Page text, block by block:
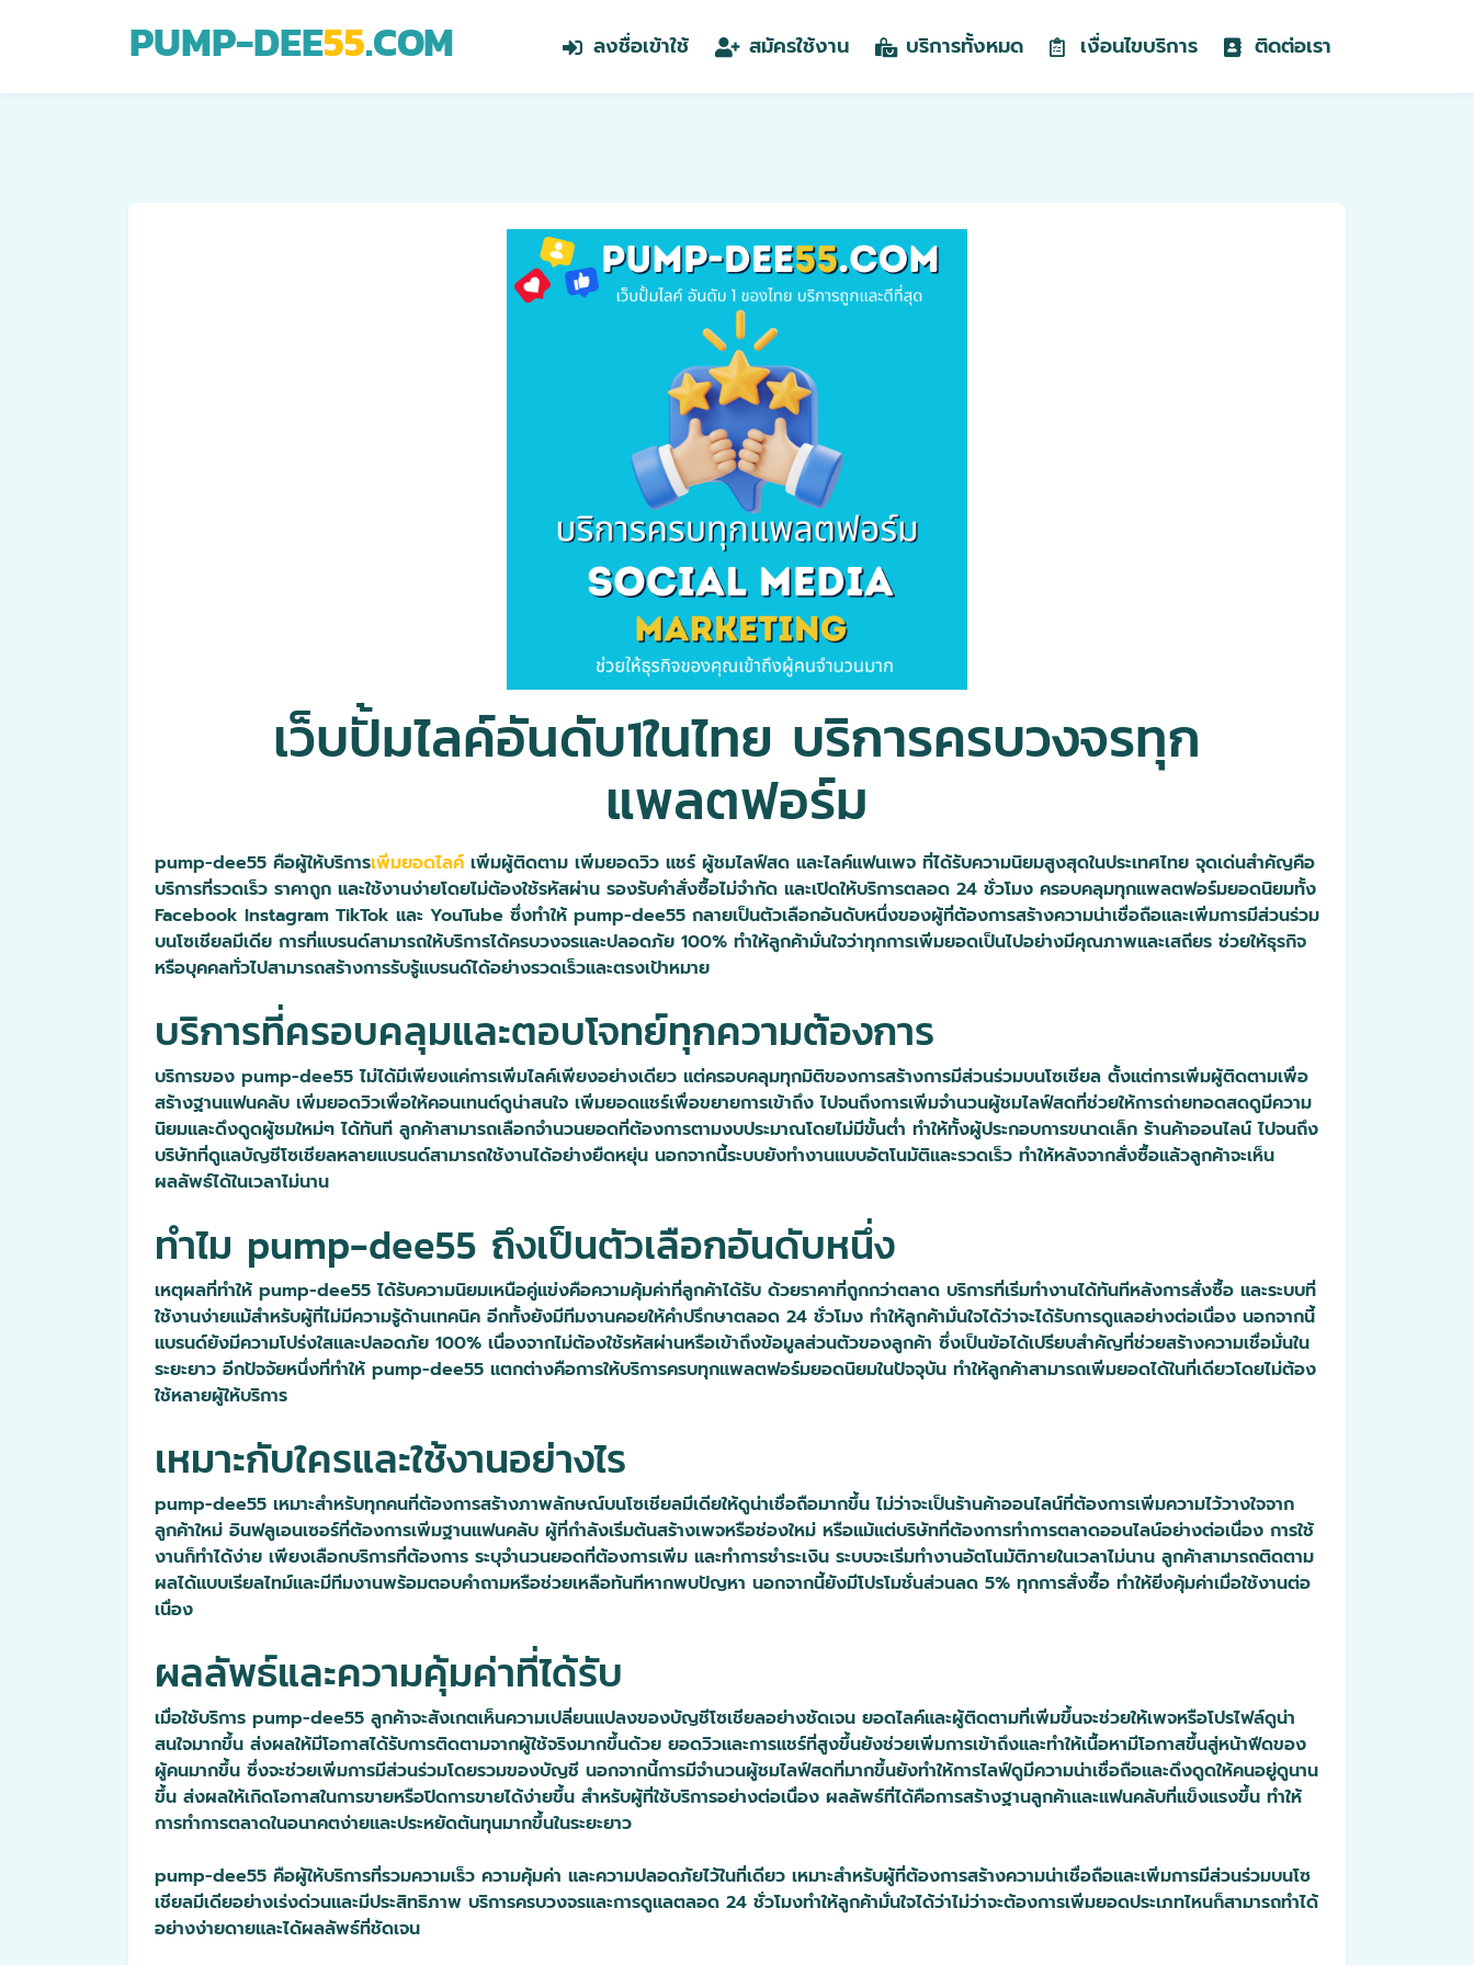
PUMP-DEE55.COM ลงชื่อเข้าใช้ สมัครใช้งาน บริการทั้งหมด เงื่อนไขบริการ ติดต่อเรา
เว็บปั้มไลค์อันดับ1ในไทย บริการครบวงจรทุก
แพลตฟอร์ม
pump-dee55 คือผู้ให้บริการเพิ่มยอดไลค์ เพิ่มผู้ติดตาม เพิ่มยอดวิว แชร์ ผู้ชมไลฟ์สด และไลค์แฟนเพจ ที่ได้รับความนิยมสูงสุดในประเทศไทย จุดเด่นสำคัญคือ
บริการที่รวดเร็ว ราคาถูก และใช้งานง่ายโดยไม่ต้องใช้รหัสผ่าน รองรับคำสั่งซื้อไม่จำกัด และเปิดให้บริการตลอด 24 ชั่วโมง ครอบคลุมทุกแพลตฟอร์มยอดนิยมทั้ง
Facebook Instagram TikTok และ YouTube ซึ่งทำให้ pump-dee55 กลายเป็นตัวเลือกอันดับหนึ่งของผู้ที่ต้องการสร้างความน่าเชื่อถือและเพิ่มการมีส่วนร่วม
บนโซเชียลมีเดีย การที่แบรนด์สามารถให้บริการได้ครบวงจรและปลอดภัย 100% ทำให้ลูกค้ามั่นใจว่าทุกการเพิ่มยอดเป็นไปอย่างมีคุณภาพและเสถียร ช่วยให้ธุรกิจ
หรือบุคคลทั่วไปสามารถสร้างการรับรู้แบรนด์ได้อย่างรวดเร็วและตรงเป้าหมาย
บริการที่ครอบคลุมและตอบโจทย์ทุกความต้องการ
บริการของ pump-dee55 ไม่ได้มีเพียงแค่การเพิ่มไลค์เพียงอย่างเดียว แต่ครอบคลุมทุกมิติของการสร้างการมีส่วนร่วมบนโซเชียล ตั้งแต่การเพิ่มผู้ติดตามเพื่อ
สร้างฐานแฟนคลับ เพิ่มยอดวิวเพื่อให้คอนเทนต์ดูน่าสนใจ เพิ่มยอดแชร์เพื่อขยายการเข้าถึง ไปจนถึงการเพิ่มจำนวนผู้ชมไลฟ์สดที่ช่วยให้การถ่ายทอดสดดูมีความ
นิยมและดึงดูดผู้ชมใหม่ๆ ได้ทันที ลูกค้าสามารถเลือกจำนวนยอดที่ต้องการตามงบประมาณโดยไม่มีขั้นต่ำ ทำให้ทั้งผู้ประกอบการขนาดเล็ก ร้านค้าออนไลน์ ไปจนถึง
บริษัทที่ดูแลบัญชีโซเชียลหลายแบรนด์สามารถใช้งานได้อย่างยืดหยุ่น นอกจากนี้ระบบยังทำงานแบบอัตโนมัติและรวดเร็ว ทำให้หลังจากสั่งซื้อแล้วลูกค้าจะเห็น
ผลลัพธ์ได้ในเวลาไม่นาน
ทำไม pump-dee55 ถึงเป็นตัวเลือกอันดับหนึ่ง
เหตุผลที่ทำให้ pump-dee55 ได้รับความนิยมเหนือคู่แข่งคือความคุ้มค่าที่ลูกค้าได้รับ ด้วยราคาที่ถูกกว่าตลาด บริการที่เริ่มทำงานได้ทันทีหลังการสั่งซื้อ และระบบที่
ใช้งานง่ายแม้สำหรับผู้ที่ไม่มีความรู้ด้านเทคนิค อีกทั้งยังมีทีมงานคอยให้คำปรึกษาตลอด 24 ชั่วโมง ทำให้ลูกค้ามั่นใจได้ว่าจะได้รับการดูแลอย่างต่อเนื่อง นอกจากนี้
แบรนด์ยังมีความโปร่งใสและปลอดภัย 100% เนื่องจากไม่ต้องใช้รหัสผ่านหรือเข้าถึงข้อมูลส่วนตัวของลูกค้า ซึ่งเป็นข้อได้เปรียบสำคัญที่ช่วยสร้างความเชื่อมั่นใน
ระยะยาว อีกปัจจัยหนึ่งที่ทำให้ pump-dee55 แตกต่างคือการให้บริการครบทุกแพลตฟอร์มยอดนิยมในปัจจุบัน ทำให้ลูกค้าสามารถเพิ่มยอดได้ในที่เดียวโดยไม่ต้อง
ใช้หลายผู้ให้บริการ
เหมาะกับใครและใช้งานอย่างไร
pump-dee55 เหมาะสำหรับทุกคนที่ต้องการสร้างภาพลักษณ์บนโซเชียลมีเดียให้ดูน่าเชื่อถือมากขึ้น ไม่ว่าจะเป็นร้านค้าออนไลน์ที่ต้องการเพิ่มความไว้วางใจจาก
ลูกค้าใหม่ อินฟลูเอนเซอร์ที่ต้องการเพิ่มฐานแฟนคลับ ผู้ที่กำลังเริ่มต้นสร้างเพจหรือช่องใหม่ หรือแม้แต่บริษัทที่ต้องการทำการตลาดออนไลน์อย่างต่อเนื่อง การใช้
งานก็ทำได้ง่าย เพียงเลือกบริการที่ต้องการ ระบุจำนวนยอดที่ต้องการเพิ่ม และทำการชำระเงิน ระบบจะเริ่มทำงานอัตโนมัติภายในเวลาไม่นาน ลูกค้าสามารถติดตาม
ผลได้แบบเรียลไทม์และมีทีมงานพร้อมตอบคำถามหรือช่วยเหลือทันทีหากพบปัญหา นอกจากนี้ยังมีโปรโมชั่นส่วนลด 5% ทุกการสั่งซื้อ ทำให้ยิ่งคุ้มค่าเมื่อใช้งานต่อ
เนื่อง
ผลลัพธ์และความคุ้มค่าที่ได้รับ
เมื่อใช้บริการ pump-dee55 ลูกค้าจะสังเกตเห็นความเปลี่ยนแปลงของบัญชีโซเชียลอย่างชัดเจน ยอดไลค์และผู้ติดตามที่เพิ่มขึ้นจะช่วยให้เพจหรือโปรไฟล์ดูน่า
สนใจมากขึ้น ส่งผลให้มีโอกาสได้รับการติดตามจากผู้ใช้จริงมากขึ้นด้วย ยอดวิวและการแชร์ที่สูงขึ้นยังช่วยเพิ่มการเข้าถึงและทำให้เนื้อหามีโอกาสขึ้นสู่หน้าฟีดของ
ผู้คนมากขึ้น ซึ่งจะช่วยเพิ่มการมีส่วนร่วมโดยรวมของบัญชี นอกจากนี้การมีจำนวนผู้ชมไลฟ์สดที่มากขึ้นยังทำให้การไลฟ์ดูมีความน่าเชื่อถือและดึงดูดให้คนอยู่ดูนาน
ขึ้น ส่งผลให้เกิดโอกาสในการขายหรือปิดการขายได้ง่ายขึ้น สำหรับผู้ที่ใช้บริการอย่างต่อเนื่อง ผลลัพธ์ที่ได้คือการสร้างฐานลูกค้าและแฟนคลับที่แข็งแรงขึ้น ทำให้
การทำการตลาดในอนาคตง่ายและประหยัดต้นทุนมากขึ้นในระยะยาว
pump-dee55 คือผู้ให้บริการที่รวมความเร็ว ความคุ้มค่า และความปลอดภัยไว้ในที่เดียว เหมาะสำหรับผู้ที่ต้องการสร้างความน่าเชื่อถือและเพิ่มการมีส่วนร่วมบนโซ
เชียลมีเดียอย่างเร่งด่วนและมีประสิทธิภาพ บริการครบวงจรและการดูแลตลอด 24 ชั่วโมงทำให้ลูกค้ามั่นใจได้ว่าไม่ว่าจะต้องการเพิ่มยอดประเภทไหนก็สามารถทำได้
อย่างง่ายดายและได้ผลลัพธ์ที่ชัดเจน